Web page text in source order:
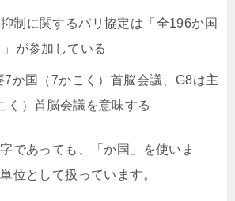
制に関するパリ協定は「全196か国
」が参加している
7か国（7かこく）首脳会議、G8は主
く）首脳会議を意味する
であっても、「か国」を使いま
位として扱っています。